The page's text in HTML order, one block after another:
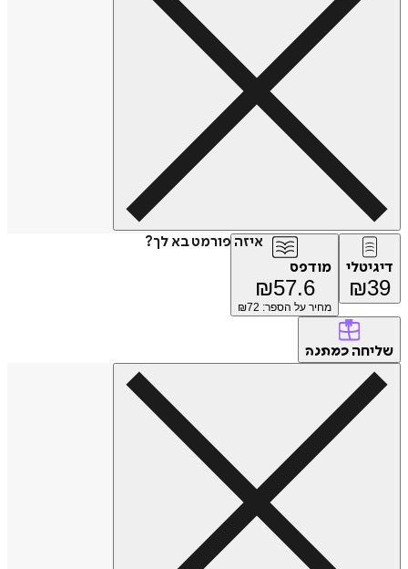
איזה פורמט בא לך?
דיגיטלי
₪39
מודפס
₪57.6
מחיר על הספר: ₪ 72
שליחה כמתנה